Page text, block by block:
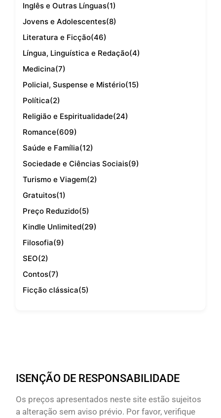
Inglês e Outras Línguas(1)
Jovens e Adolescentes(8)
Literatura e Ficção(46)
Língua, Linguística e Redação(4)
Medicina(7)
Policial, Suspense e Mistério(15)
Política(2)
Religião e Espiritualidade(24)
Romance(609)
Saúde e Família(12)
Sociedade e Ciências Sociais(9)
Turismo e Viagem(2)
Gratuitos(1)
Preço Reduzido(5)
Kindle Unlimited(29)
Filosofia(9)
SEO(2)
Contos(7)
Ficção clássica(5)
ISENÇÃO DE RESPONSABILIDADE
Os preços apresentados neste site estão sujeitos
a alteração sem aviso prévio. Por favor, verifique